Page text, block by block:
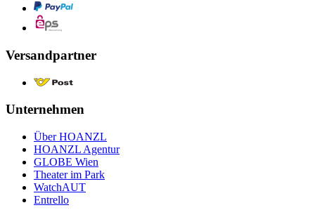
Versandpartner
Unternehmen
Über HOANZL
HOANZL Agentur
GLOBE Wien
Theater im Park
WatchAUT
Entrello